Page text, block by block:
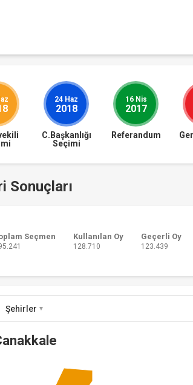
24 Haz
2018
C.Başkanlığı
Seçimi
16 Nis
2017
Referandum
Sonuçları
Seçmen Kullanılan Oy
128.710
Geçerli Oy
123.439
Şehirler